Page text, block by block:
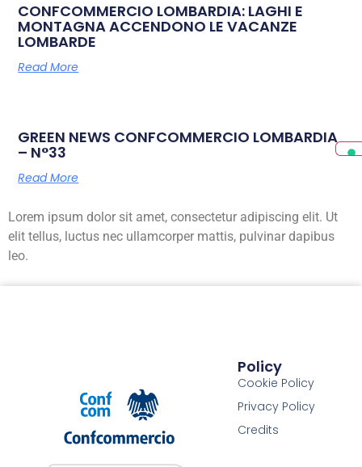
CONFCOMMERCIO LOMBARDIA: LAGHI E
MONTAGNA ACCENDONO LE VACANZE
LOMBARDE
Read More
GREEN NEWS CONFCOMMERCIO LOMBARDIA
– N°33
Read More
Lorem ipsum dolor sit amet, consectetur adipiscing elit. Ut
elit tellus, luctus nec ullamcorper mattis, pulvinar dapibus
leo.
Policy
Cookie Policy
Privacy Policy
Credits